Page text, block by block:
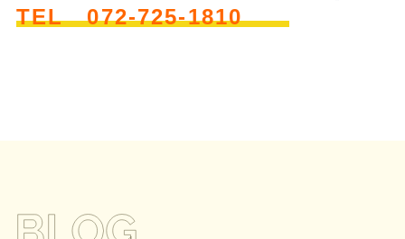
TEL 072-725-1810